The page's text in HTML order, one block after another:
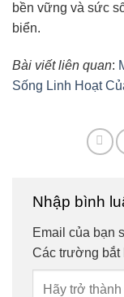
bền vững và sức
biển.
Bài viết liên quan:
Sống Linh Hoạt
Nhập bình
Email của bạn
Các trường bắt